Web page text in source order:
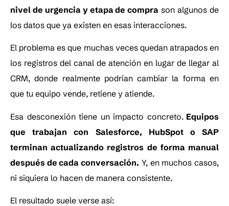
nivel de urgencia y etapa de compra son algunos de
los datos que ya existen en esas interacciones.
El problema es que muchas veces quedan atrapados en
los registros del canal de atención en lugar de llegar al
CRM, donde realmente podrían cambiar la forma en
que tu equipo vende, retiene y atiende.
Esa desconexión tiene un impacto concreto.Equipos
que trabajan con Salesforce, HubSpot o SAP
terminan actualizando registros de forma manual
después de cada conversación. Y, en muchos casos,
ni siquiera lo hacen de manera consistente.
El resultado suele verse así: